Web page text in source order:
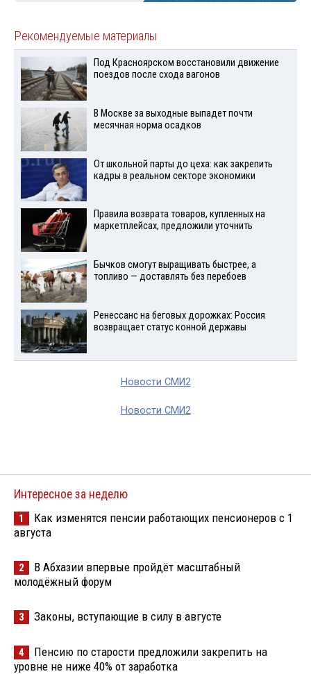
Рекомендуемые материалы
Под Красноярском восстановили движение
поездов после схода вагонов
В Москве за выходные выпадет почти
месячная норма осадков
От школьной парты до цеха: как закрепить
кадры в реальном секторе экономики
Правила возврата товаров, купленных на
маркетплейсах, предложили уточнить
Бычков смогут выращивать быстрее, а
топливо — доставлять без перебоев
Ренессанс на беговых дорожках: Россия
возвращает статус конной державы
Новости СМИ2
Новости СМИ2
Интересное за неделю
1
Как изменятся пенсии работающих пенсионеров с 1
августа
2
В Абхазии впервые пройдёт масштабный
молодёжный форум
3 Законы, вступающие в силу в августе
4
Пенсию по старости предложили закрепить на
уровне не ниже 40% от заработка